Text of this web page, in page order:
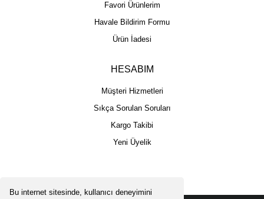
Bu internet sitesinde, kullanıcı deneyimini
Favori Ürünlerim
Havale Bildirim Formu
Ürün İadesi
HESABIM
Müşteri Hizmetleri
Sıkça Sorulan Soruları
Kargo Takibi
Yeni Üyelik